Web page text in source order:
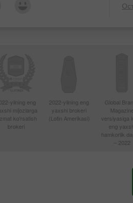
yilning eng
mijozlarga
ko'rsatish
brokeri
2022-yilning eng
yaxshi brokeri
(Lotin Amerikasi)
Global
Magazine
versiyasiga
eng
hamkorlik
– 2022